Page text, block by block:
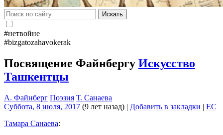
Искать
#нетвойне
#bizgatozahavokerak
Посвящение Файнбергу Искусство
Ташкентцы
А. Файнберг Поэзия Т. Санаева
Суббота, 8 июля, 2017 (9 лет назад) | Добавить в закладки | EC
Тамара Санаева: